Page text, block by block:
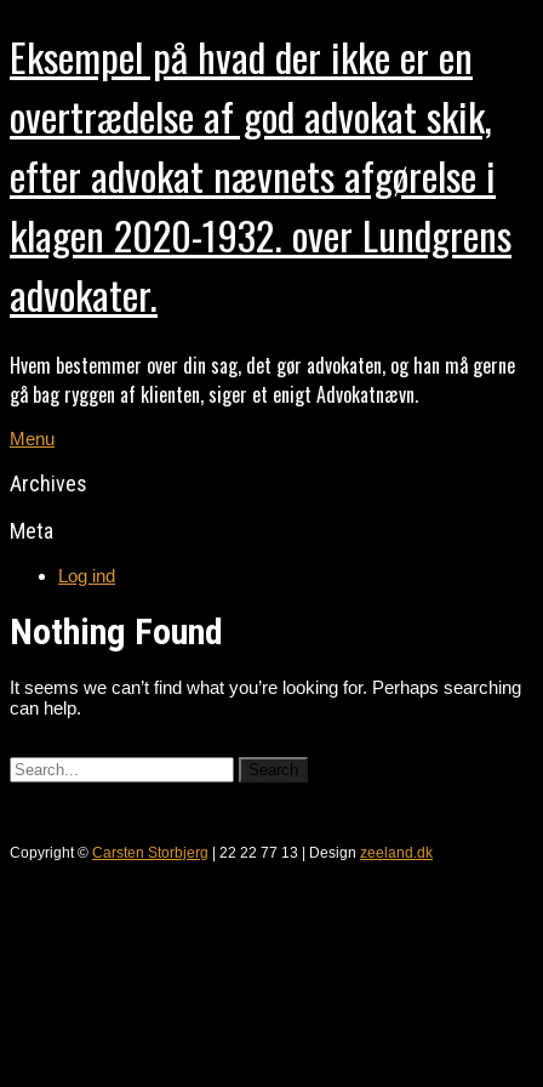
Eksempel på hvad der ikke er en
overtrædelse af god advokat skik,
efter advokat nævnets afgørelse i
klagen 2020-1932. over Lundgrens
advokater.
Hvem bestemmer over din sag, det gør advokaten, og han må gerne
gå bag ryggen af klienten, siger et enigt Advokatnævn.
Menu
Archives
Meta
Log ind
Nothing Found
It seems we can’t find what you’re looking for. Perhaps searching
can help.
Copyright © Carsten Storbjerg | 22 22 77 13 | Design zeeland.dk